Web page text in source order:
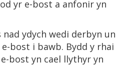
yr e-bost a anfonir yn
nad ydych wedi derbyn un
bost i bawb. Bydd y rhai
bost yn cael llythyr yn